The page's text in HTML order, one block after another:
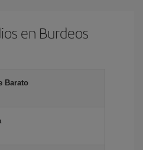
en Burdeos
Barato